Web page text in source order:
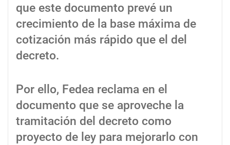
que este documento prevé un
crecimiento de la base máxima de
cotización más rápido que el del
decreto.
Por ello, Fedea reclama en el
documento que se aproveche la
tramitación del decreto como
proyecto de ley para mejorarlo con